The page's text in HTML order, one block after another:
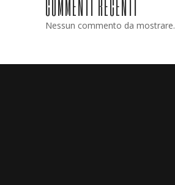
COMMENTI RECENTI
Nessun commento da mostrare.